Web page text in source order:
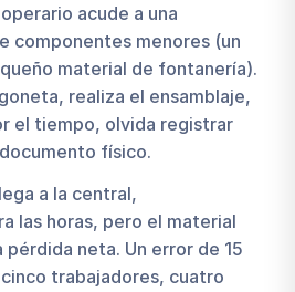
acude a una
componentes menores (un
material de fontanería).
realiza el ensamblaje,
el tiempo, olvida registrar
físico.
a la central,
las horas, pero el material
neta. Un error de 15
trabajadores, cuatro